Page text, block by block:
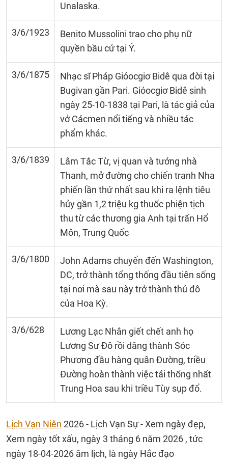
Unalaska.
3/6/1923
Benito Mussolini trao cho phụ nữ
quyền bầu cử tại Ý.
3/6/1875
Nhạc sĩ Pháp Gióocgiơ Bidê qua đời tại
Bugivan gần Pari. Gióocgiơ Bidê sinh
ngày 25-10-1838 tại Pari, là tác giả của
vở Cácmen nổi tiếng và nhiều tác
phẩm khác.
3/6/1839
Lâm Tắc Từ, vị quan và tướng nhà
Thanh, mở đường cho chiến tranh Nha
phiến lần thứ nhất sau khi ra lệnh tiêu
hủy gần 1,2 triệu kg thuốc phiện tịch
thu từ các thương gia Anh tại trấn Hổ
Môn, Trung Quốc
3/6/1800
John Adams chuyển đến Washington,
DC, trở thành tổng thống đầu tiên sống
tại nơi mà sau này trở thành thủ đô
của Hoa Kỳ.
3/6/628
Lương Lạc Nhân giết chết anh họ
Lương Sư Đô rồi dâng thành Sóc
Phương đầu hàng quân Đường, triều
Đường hoàn thành việc tái thống nhất
Trung Hoa sau khi triều Tùy sụp đổ.
Lịch Vạn Niên 2026 - Lịch Vạn Sự - Xem ngày đẹp,
Xem ngày tốt xấu, ngày 3 tháng 6 năm 2026 , tức
ngày 18-04-2026 âm lịch, là ngày Hắc đạo